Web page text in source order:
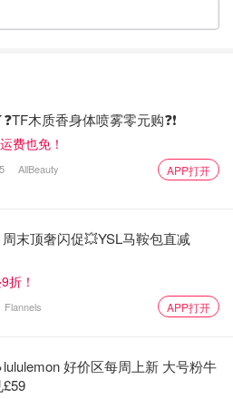
只有一个花苞，那么剪掉它，以
成可以开花的枝条。
苞，它就是所谓的盲枝（下
剪掉，不要留着过年了。
木质香身体喷雾零元购❓❗
费也免！
AllBeauty APP打开
周末顶奢闪促💥YSL马鞍包直减
折！
Flannels APP打开
好价区每周上新 大号粉牛